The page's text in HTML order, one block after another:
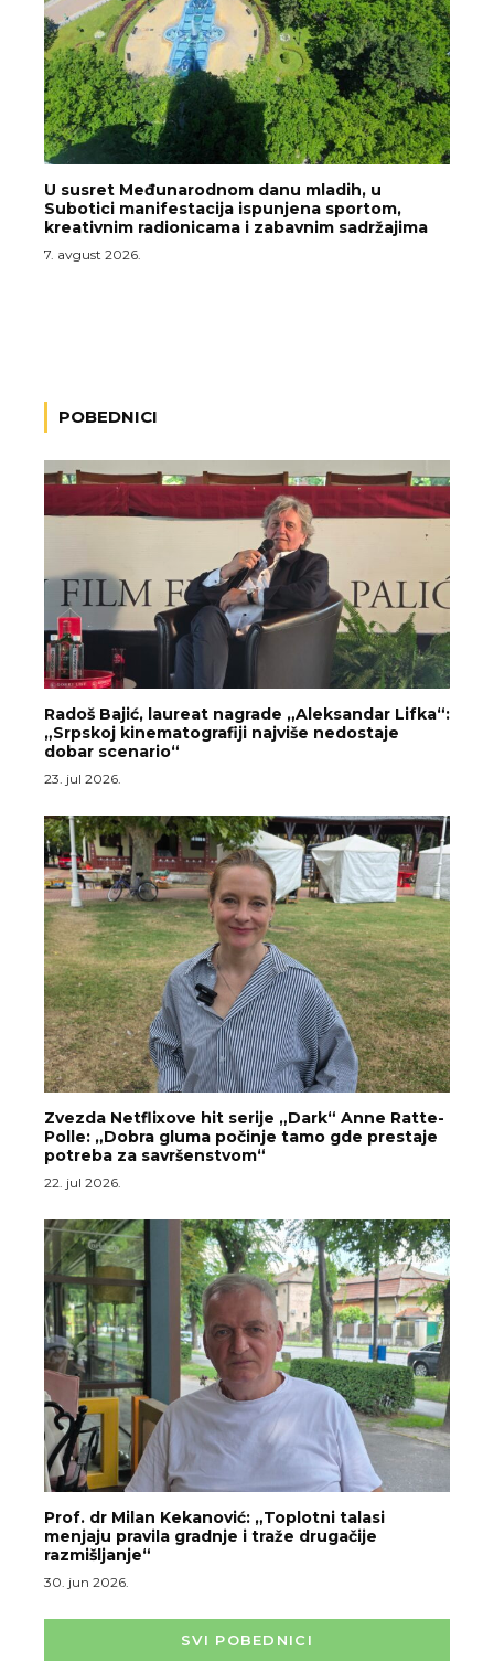
U susret Međunarodnom danu mladih, u
Subotici manifestacija ispunjena sportom,
kreativnim radionicama i zabavnim sadržajima
7. avgust 2026.
POBEDNICI
Radoš Bajić, laureat nagrade „Aleksandar Lifka“:
„Srpskoj kinematografiji najviše nedostaje
dobar scenario“
23. jul 2026.
Zvezda Netflixove hit serije „Dark“ Anne Ratte-
Polle: „Dobra gluma počinje tamo gde prestaje
potreba za savršenstvom“
22. jul 2026.
Prof. dr Milan Kekanović: „Toplotni talasi
menjaju pravila gradnje i traže drugačije
razmišljanje“
30. jun 2026.
SVI POBEDNICI